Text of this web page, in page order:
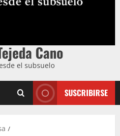
Cano
el subsuelo
SUSCRIBIRSE